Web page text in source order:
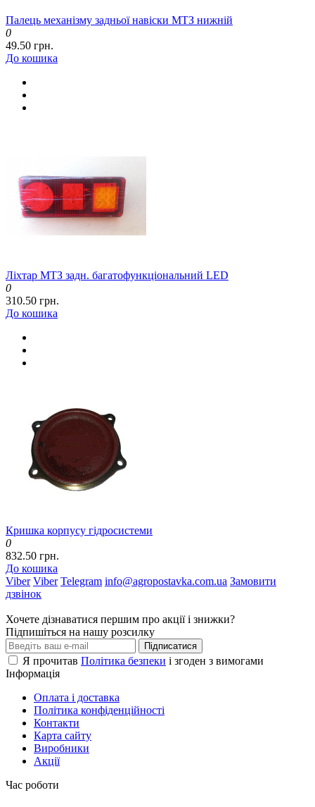
Палець механізму задньої навіски МТЗ нижній
0
49.50 грн.
До кошика
Ліхтар МТЗ задн. багатофункціональний LED
0
310.50 грн.
До кошика
Кришка корпусу гідросистеми
0
832.50 грн.
До кошика
Viber Viber Telegram info@agropostavka.com.ua Замовити
дзвінок
Хочете дізнаватися першим про акції і знижки?
Підпишіться на нашу розсилку
Підписатися
Я прочитав Політика безпеки і згоден з вимогами
Інформація
Оплата і доставка
Політика конфіденційності
Контакти
Карта сайту
Виробники
Акції
Час роботи